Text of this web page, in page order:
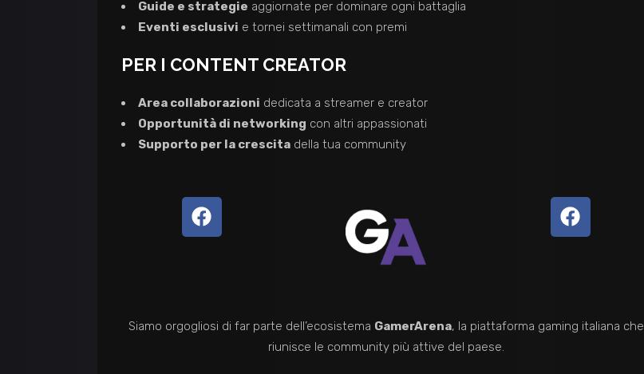
Guide e strategie aggiornate per dominare ogni battaglia
Eventi esclusivi e tornei settimanali con premi
PER I CONTENT CREATOR
Area collaborazioni dedicata a streamer e creator
Opportunità di networking con altri appassionati
Supporto per la crescita della tua community
Siamo orgogliosi di far parte dell’ecosistema GamerArena, la piattaforma gaming italiana che
riunisce le community più attive del paese.